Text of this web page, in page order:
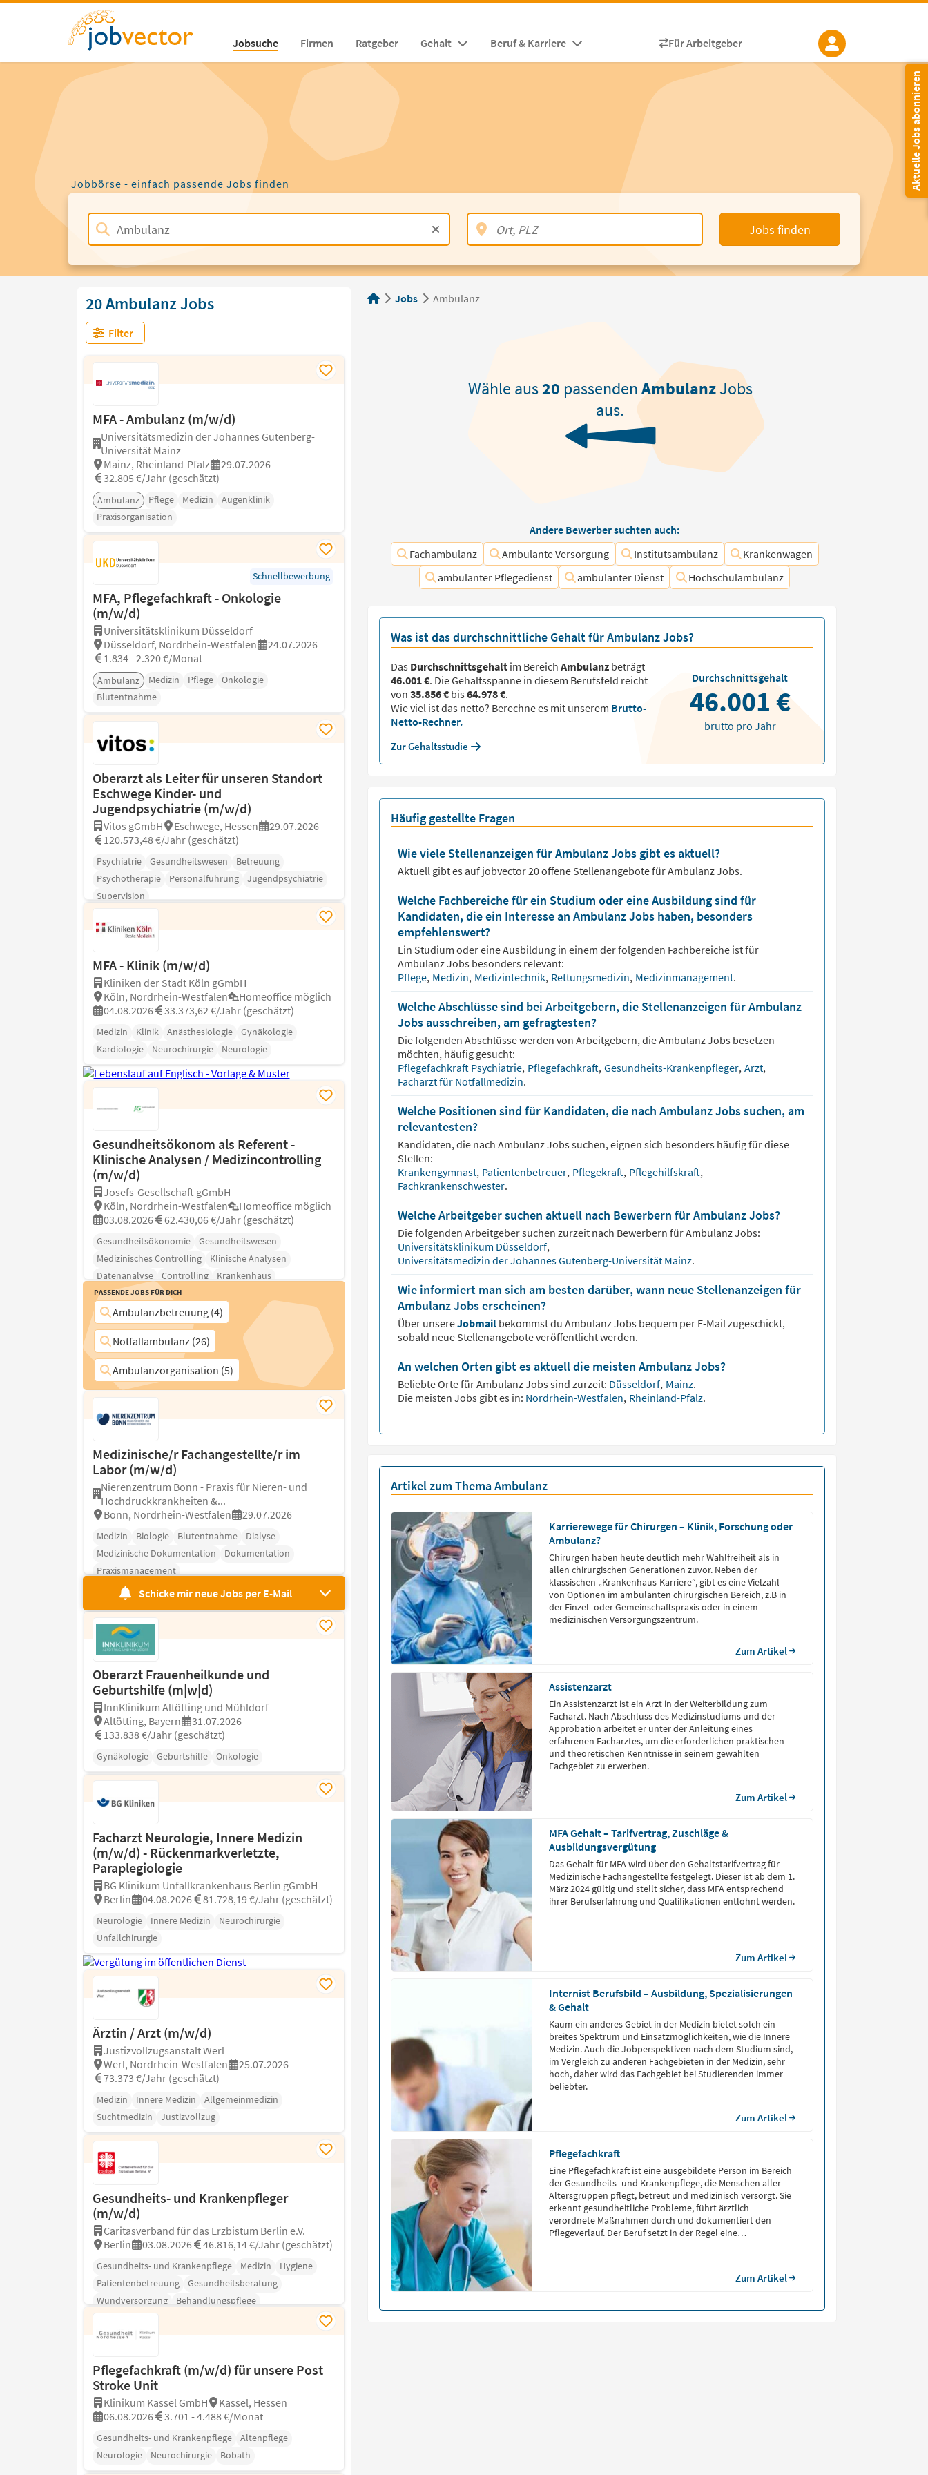
Jobsuche Firmen Ratgeber Gehalt Beruf & Karriere Für Arbeitgeber
Aktuelle Jobs abonnieren
Jobbörse - einfach passende Jobs finden
Jobs finden
20 Ambulanz Jobs
Filter
MFA - Ambulanz (m/w/d)
Universitätsmedizin der Johannes Gutenberg-
Universität Mainz
Mainz, Rheinland-Pfalz
29.07.2026
32.805 €/Jahr (geschätzt)
Ambulanz Pflege Medizin
Augenklinik
Praxisorganisation
Schnellbewerbung
MFA, Pflegefachkraft - Onkologie
(m/w/d)
Universitätsklinikum Düsseldorf
Düsseldorf, Nordrhein-Westfalen
24.07.2026
1.834 - 2.320 €/Monat
Ambulanz Medizin Pflege
Onkologie
Blutentnahme
Oberarzt als Leiter für unseren Standort
Eschwege Kinder- und
Jugendpsychiatrie (m/w/d)
Vitos gGmbH Eschwege, Hessen
29.07.2026
120.573,48 €/Jahr (geschätzt)
Psychiatrie Gesundheitswesen
Betreuung
Psychotherapie
Personalführung
Jugendpsychiatrie
Supervision
MFA - Klinik (m/w/d)
Kliniken der Stadt Köln gGmbH
Köln, Nordrhein-Westfalen
Homeoffice möglich
04.08.2026
33.373,62 €/Jahr (geschätzt)
Medizin Klinik Anästhesiologie
Gynäkologie
Kardiologie
Neurochirurgie Neurologie
Gesundheitsökonom als Referent -
Klinische Analysen / Medizincontrolling
(m/w/d)
Josefs-Gesellschaft gGmbH
Köln, Nordrhein-Westfalen
Homeoffice möglich
03.08.2026
62.430,06 €/Jahr (geschätzt)
Gesundheitsökonomie
Gesundheitswesen
Medizinisches Controlling
Klinische Analysen
Datenanalyse
Controlling Krankenhaus
Passende Jobs für Dich
Ambulanzbetreuung (4)
Notfallambulanz (26)
Ambulanzorganisation (5)
Medizinische/r Fachangestellte/r im
Labor (m/w/d)
Nierenzentrum Bonn - Praxis für Nieren- und
Hochdruckkrankheiten &...
Bonn, Nordrhein-Westfalen
29.07.2026
Medizin Biologie Blutentnahme
Dialyse
Medizinische Dokumentation
Dokumentation
Praxismanagement
Schicke mir neue Jobs per E-Mail
Oberarzt Frauenheilkunde und
Geburtshilfe (m|w|d)
InnKlinikum Altötting und Mühldorf
Altötting, Bayern
31.07.2026
133.838 €/Jahr (geschätzt)
Gynäkologie Geburtshilfe Onkologie
Facharzt Neurologie, Innere Medizin
(m/w/d) - Rückenmarkverletzte,
Paraplegiologie
BG Klinikum Unfallkrankenhaus Berlin gGmbH
Berlin
04.08.2026 81.728,19 €/Jahr (geschätzt)
Neurologie Innere Medizin
Neurochirurgie
Unfallchirurgie
Ärztin / Arzt (m/w/d)
Justizvollzugsanstalt Werl
Werl, Nordrhein-Westfalen
25.07.2026
73.373 €/Jahr (geschätzt)
Medizin Innere Medizin
Allgemeinmedizin
Suchtmedizin
Justizvollzug
Gesundheits- und Krankenpfleger
(m/w/d)
Caritasverband für das Erzbistum Berlin e.V.
Berlin
03.08.2026 46.816,14 €/Jahr (geschätzt)
Gesundheits- und Krankenpflege Medizin
Hygiene
Patientenbetreuung
Gesundheitsberatung
Wundversorgung
Behandlungspflege
Pflegefachkraft (m/w/d) für unsere Post
Stroke Unit
Klinikum Kassel GmbH
Kassel, Hessen
06.08.2026
3.701 - 4.488 €/Monat
Gesundheits- und Krankenpflege
Altenpflege
Neurologie
Neurochirurgie Bobath
Jobs Ambulanz
Wähle aus20 passendenAmbulanzJobs
aus.
Andere Bewerber suchten auch:
Fachambulanz
Ambulante Versorgung Institutsambulanz
Krankenwagen
ambulanter Pflegedienst
ambulanter Dienst Hochschulambulanz
Was ist das durchschnittliche Gehalt für Ambulanz Jobs?
Das Durchschnittsgehaltim Bereich Ambulanzbeträgt
46.001 €. Die Gehaltsspanne in diesem Berufsfeld reicht
von 35.856 €bis64.978 €.
Wie viel ist das netto? Berechne es mit unserem Brutto-
Netto-Rechner.
Zur Gehaltsstudie
Durchschnittsgehalt
46.001 €
brutto pro Jahr
Häufig gestellte Fragen
Wie viele Stellenanzeigen für Ambulanz Jobs gibt es aktuell?
Aktuell gibt es auf jobvector20offene Stellenangebote fürAmbulanz Jobs.
Welche Fachbereiche für ein Studium oder eine Ausbildung sind für
Kandidaten, die ein Interesse an Ambulanz Jobs haben, besonders
empfehlenswert?
Ein Studium oder eine Ausbildung in einem der folgenden Fachbereiche ist für
AmbulanzJobs besonders relevant:
Pflege, Medizin, Medizintechnik, Rettungsmedizin, Medizinmanagement.
Welche Abschlüsse sind bei Arbeitgebern, die Stellenanzeigen für Ambulanz
Jobs ausschreiben, am gefragtesten?
Die folgenden Abschlüsse werden von Arbeitgebern, dieAmbulanzJobs besetzen
möchten, häufig gesucht:
Pflegefachkraft Psychiatrie, Pflegefachkraft, Gesundheits-Krankenpfleger, Arzt,
Facharzt für Notfallmedizin.
Welche Positionen sind für Kandidaten, die nach Ambulanz Jobs suchen, am
relevantesten?
Kandidaten, die nach AmbulanzJobs suchen, eignen sich besonders häufig für diese
Stellen:
Krankengymnast, Patientenbetreuer, Pflegekraft, Pflegehilfskraft,
Fachkrankenschwester.
Welche Arbeitgeber suchen aktuell nach Bewerbern für Ambulanz Jobs?
Die folgenden Arbeitgeber suchen zurzeit nach Bewerbern fürAmbulanzJobs:
Universitätsklinikum Düsseldorf,
Universitätsmedizin der Johannes Gutenberg-Universität Mainz.
Wie informiert man sich am besten darüber, wann neue Stellenanzeigen für
Ambulanz Jobs erscheinen?
Über unsereJobmail bekommst du AmbulanzJobs bequem per E-Mail zugeschickt,
sobald neue Stellenangebote veröffentlicht werden.
An welchen Orten gibt es aktuell die meisten Ambulanz Jobs?
Beliebte Orte fürAmbulanzJobs sind zurzeit: Düsseldorf, Mainz.
Die meisten Jobs gibt es in: Nordrhein-Westfalen, Rheinland-Pfalz.
Artikel zum Thema Ambulanz
Karrierewege für Chirurgen – Klinik, Forschung oder
Ambulanz?
Chirurgen haben heute deutlich mehr Wahlfreiheit als in
allen chirurgischen Generationen zuvor. Neben der
klassischen „Krankenhaus-Karriere“, gibt es eine Vielzahl
von Optionen im ambulanten chirurgischen Bereich, z.B in
der Einzel- oder Gemeinschaftspraxis oder in einem
medizinischen Versorgungszentrum.
Zum Artikel
Assistenzarzt
Ein Assistenzarzt ist ein Arzt in der Weiterbildung zum
Facharzt. Nach Abschluss des Medizinstudiums und der
Approbation arbeitet er unter der Anleitung eines
erfahrenen Facharztes, um die erforderlichen praktischen
und theoretischen Kenntnisse in seinem gewählten
Fachgebiet zu erwerben.
Zum Artikel
MFA Gehalt – Tarifvertrag, Zuschläge &
Ausbildungsvergütung
Das Gehalt für MFA wird über den Gehaltstarifvertrag für
Medizinische Fachangestellte festgelegt. Dieser ist ab dem 1.
März 2024 gültig und stellt sicher, dass MFA entsprechend
ihrer Berufserfahrung und Qualifikationen entlohnt werden.
Zum Artikel
Internist Berufsbild – Ausbildung, Spezialisierungen
& Gehalt
Kaum ein anderes Gebiet in der Medizin bietet solch ein
breites Spektrum und Einsatzmöglichkeiten, wie die Innere
Medizin. Auch die Jobperspektiven nach dem Studium sind,
im Vergleich zu anderen Fachgebieten in der Medizin, sehr
hoch, daher wird das Fachgebiet bei Studierenden immer
beliebter.
Zum Artikel
Pflegefachkraft
Eine Pflegefachkraft ist eine ausgebildete Person im Bereich
der Gesundheits- und Krankenpflege, die Menschen aller
Altersgruppen pflegt, betreut und medizinisch versorgt. Sie
erkennt gesundheitliche Probleme, führt ärztlich
verordnete Maßnahmen durch und dokumentiert den
Pflegeverlauf. Der Beruf setzt in der Regel eine
Zum Artikel